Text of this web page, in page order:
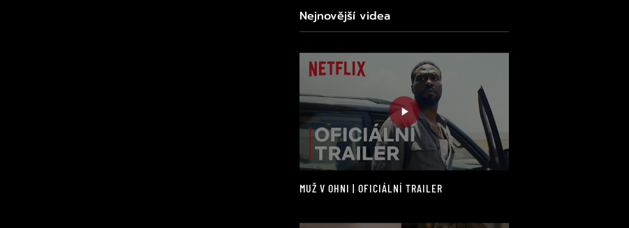
Nejnovější videa
MUŽ V OHNI | OFICIÁLNÍ TRAILER